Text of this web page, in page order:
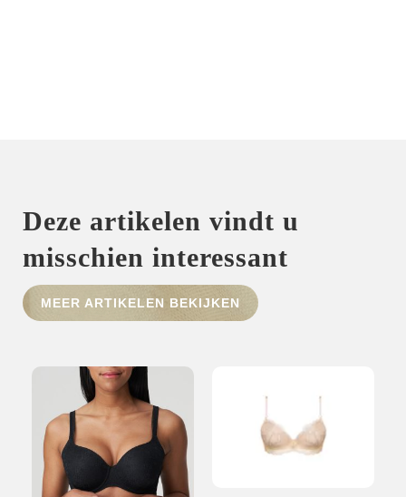
HOME
OVER ONS
MERKEN
NIEUWS
CONTACT
Deze artikelen vindt u
misschien interessant
MEER ARTIKELEN BEKIJKEN